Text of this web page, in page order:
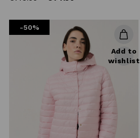
-50%
Add to
wishlist